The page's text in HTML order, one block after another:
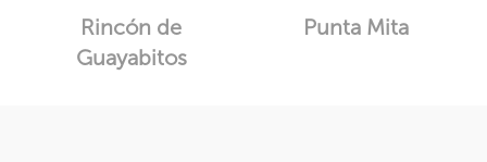
Rincón de
Guayabitos
Punta Mita